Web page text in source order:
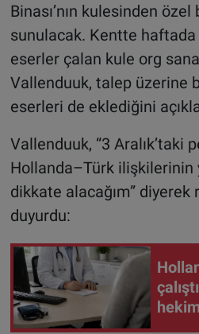
Binası’nın kulesinden
sunulacak. Kentte
eserler çalan kule org
Vallenduuk, talep üzerine
eserleri de eklediğini
Vallenduuk, “3 Aralık’taki
Hollanda–Türk ilişkilerinin
dikkate alacağım” diyerek
duyurdu: